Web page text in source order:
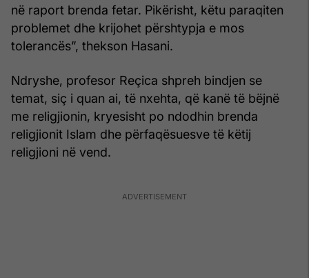
në raport brenda fetar. Pikërisht, këtu paraqiten
problemet dhe krijohet përshtypja e mos
tolerancës”, thekson Hasani.
Ndryshe, profesor Reçica shpreh bindjen se
temat, siç i quan ai, të nxehta, që kanë të bëjnë
me religjionin, kryesisht po ndodhin brenda
religjionit Islam dhe përfaqësuesve të këtij
religjioni në vend.